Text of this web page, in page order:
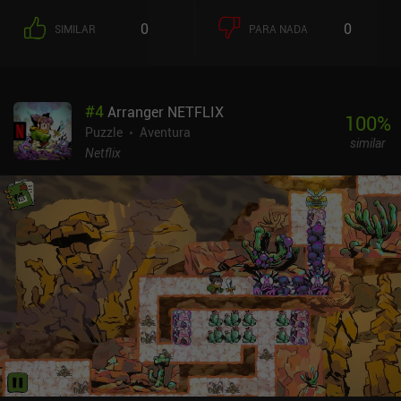
objetivo es hacer la vida de nuestro objetivo lo más miserable
posible a través de actividades maliciosas como el acecho, el robo,
habilidades deductivas y rapidez de reflejos. Aunque hay algunos
errores y fallos visuales, el más molesto de los cuales es el texto
mal envuelto y ultrapequeño, estos contratiempos no arruinaron
del juego y la abundancia de actividades diferentes. Y aunque la
historia es lineal y no deja lugar a la rejugabilidad, sigue siendo
una aventura bien elaborada. PINEAPPLE: Bittersweet Revenge es
un juego premium que cuesta 3,49 $ en Android y 2,99 $ en iOS.
SIMILAR 0 PARA NADA 0
#4Arranger NETFLIX
Puzzle
Aventura
Netflix
100%
similar